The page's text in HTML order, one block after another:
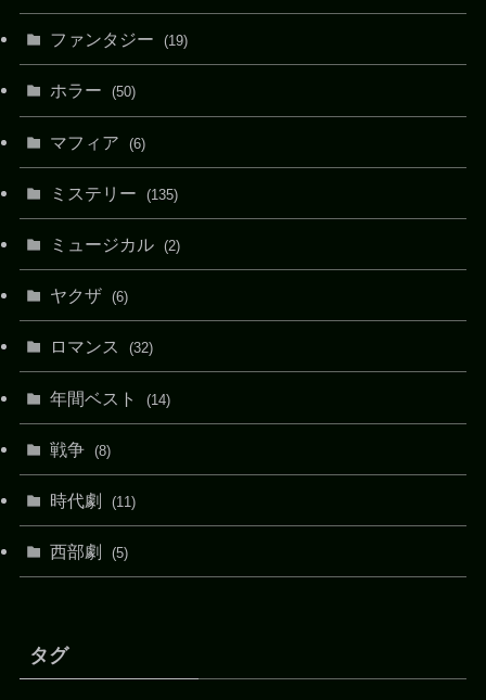
ファンタジー (19)
ホラー (50)
マフィア (6)
ミステリー (135)
ミュージカル (2)
ヤクザ (6)
ロマンス (32)
年間ベスト (14)
戦争 (8)
時代劇 (11)
西部劇 (5)
タグ